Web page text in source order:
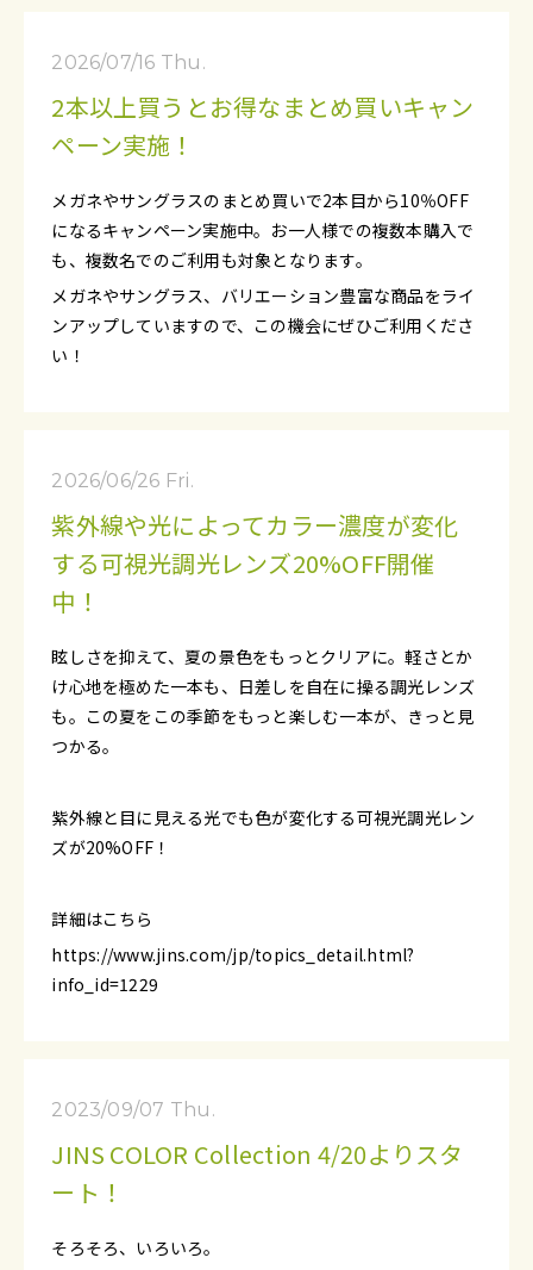
2026/07/16 Thu.
2本以上買うとお得なまとめ買いキャン
ペーン実施！
メガネやサングラスのまとめ買いで2本目から10％OFF
になるキャンペーン実施中。お一人様での複数本購入で
も、複数名でのご利用も対象となります。
メガネやサングラス、バリエーション豊富な商品をライ
ンアップしていますので、この機会にぜひご利用くださ
い！
2026/06/26 Fri.
紫外線や光によってカラー濃度が変化
する可視光調光レンズ20%OFF開催
中！
眩しさを抑えて、夏の景色をもっとクリアに。軽さとか
け心地を極めた一本も、日差しを自在に操る調光レンズ
も。この夏をこの季節をもっと楽しむ一本が、きっと見
つかる。
紫外線と目に見える光でも色が変化する可視光調光レン
ズが20%OFF！
詳細はこちら
https://www.jins.com/jp/topics_detail.html?
info_id=1229
2023/09/07 Thu.
JINS COLOR Collection 4/20よりスタ
ート！
そろそろ、いろいろ。